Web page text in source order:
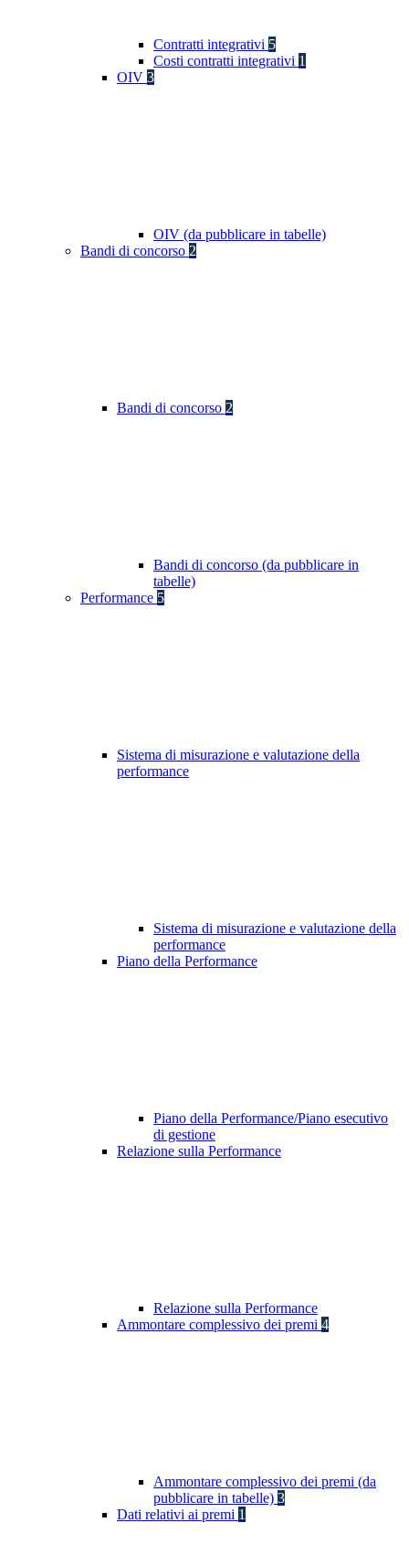
Contratti integrativi 5
Costi contratti integrativi 1
OIV 3
OIV (da pubblicare in tabelle)
Bandi di concorso 2
Bandi di concorso 2
Bandi di concorso (da pubblicare in
tabelle)
Performance 5
Sistema di misurazione e valutazione della
performance
Sistema di misurazione e valutazione della
performance
Piano della Performance
Piano della Performance/Piano esecutivo
di gestione
Relazione sulla Performance
Relazione sulla Performance
Ammontare complessivo dei premi 4
Ammontare complessivo dei premi (da
pubblicare in tabelle) 3
Dati relativi ai premi 1